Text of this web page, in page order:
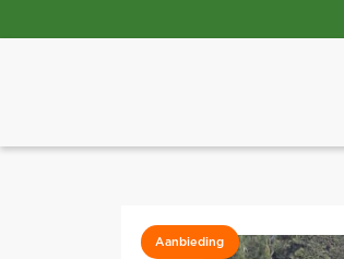
Aanbieding